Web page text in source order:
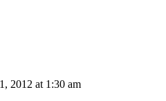
2012 at 1:30 am